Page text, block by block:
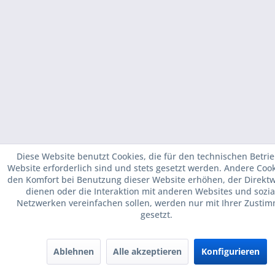
Diese Website benutzt Cookies, die für den technischen
Website erforderlich sind und stets gesetzt werden. Andere
den Komfort bei Benutzung dieser Website erhöhen, der
dienen oder die Interaktion mit anderen Websites und
Netzwerken vereinfachen sollen, werden nur mit Ihrer
gesetzt.
Ablehnen Alle akzeptieren Konfigurieren